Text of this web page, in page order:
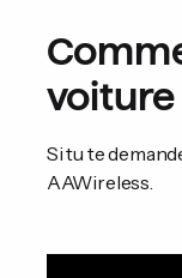
voiture
Si tu te
AAWireless.